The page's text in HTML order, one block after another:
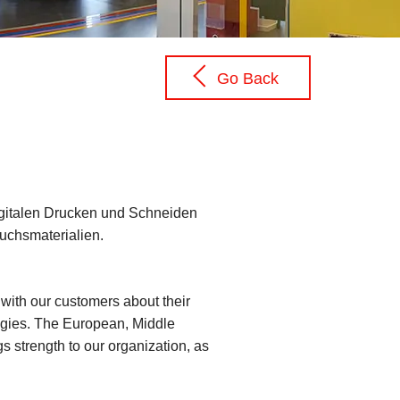
Go Back
Drucken und Schneiden
our customers about their
The European, Middle
strength to our organization, as